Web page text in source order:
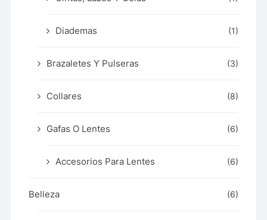
Diademas (1)
Brazaletes Y Pulseras (3)
Collares (8)
Gafas O Lentes (6)
Accesorios Para Lentes (6)
Belleza (6)